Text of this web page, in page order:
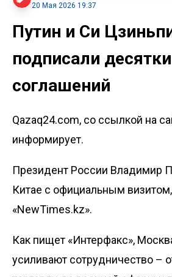
20 Мая 2026 19:37
Путин и Си
подписали десятки
соглашений
Qazaq24.com, со ссылкой на
информирует.
Президент России Владимир
Китае с официальным
«NewTimes.kz».
Как пищет «Интерфакс»,
усиливают сотрудничество –